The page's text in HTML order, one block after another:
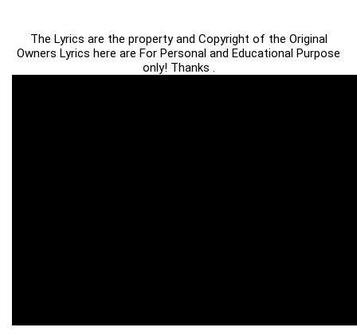
The Lyrics are the property and Copyright of the Original
Owners Lyrics here are For Personal and Educational Purpose
only! Thanks .